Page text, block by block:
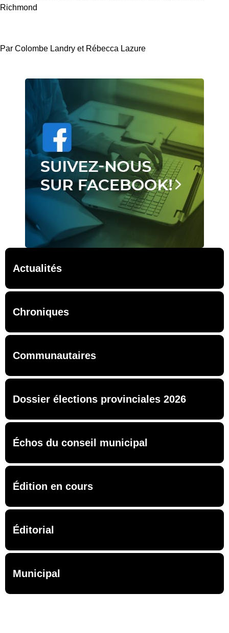
Richmond
Par Colombe Landry et Rébecca Lazure
Actualités
Chroniques
Communautaires
Dossier élections provinciales 2026
Échos du conseil municipal
Édition en cours
Éditorial
Municipal